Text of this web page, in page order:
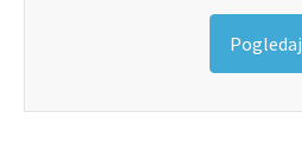
Pogledaj